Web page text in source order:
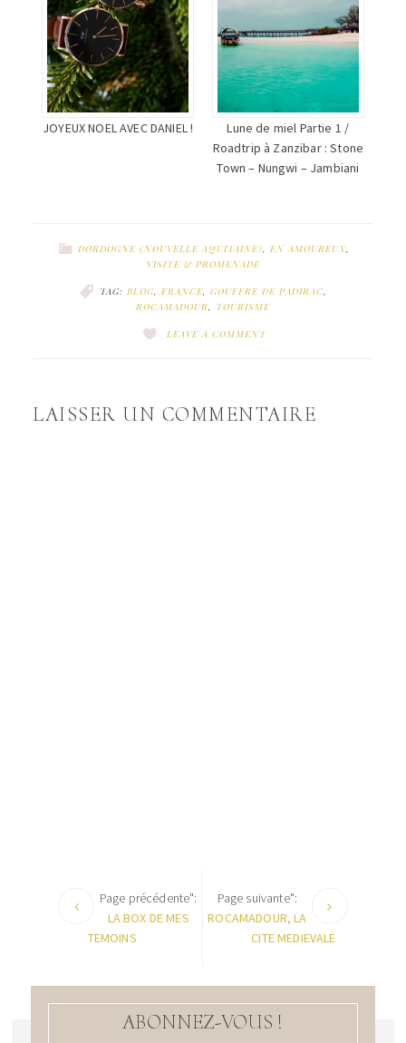
JOYEUX NOEL AVEC DANIEL !
Lune de miel Partie 1 /
Roadtrip à Zanzibar : Stone
Town – Nungwi – Jambiani
DORDOGNE (NOUVELLE AQUITAINE) EN AMOUREUX,
VISITE & PROMENADE
TAG: BLOG FRANCE GOUFFRE DE PADIRAC
ROCAMADOUR
TOURISME
LEAVE A COMMENT
LAISSER UN COMMENTAIRE
Page précédente":
LA BOX DE MES
TEMOINS
Page suivante":
ROCAMADOUR, LA
CITE MEDIEVALE
ABONNEZ-VOUS !